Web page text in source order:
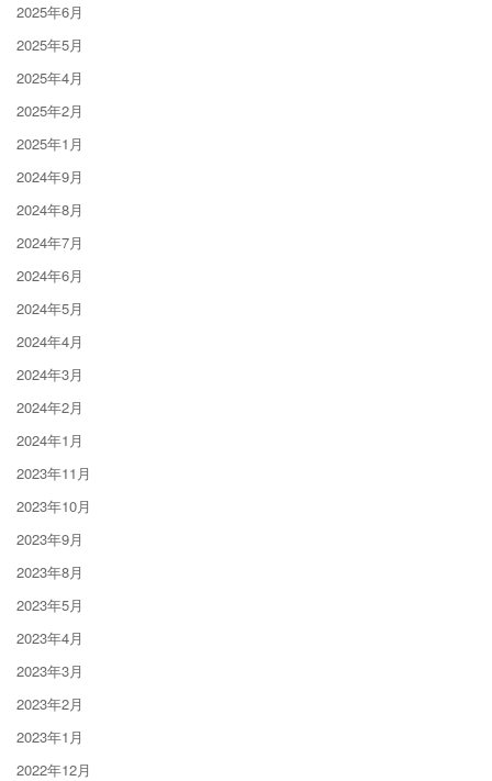
2025年6月
2025年5月
2025年4月
2025年2月
2025年1月
2024年9月
2024年8月
2024年7月
2024年6月
2024年5月
2024年4月
2024年3月
2024年2月
2024年1月
2023年11月
2023年10月
2023年9月
2023年8月
2023年5月
2023年4月
2023年3月
2023年2月
2023年1月
2022年12月